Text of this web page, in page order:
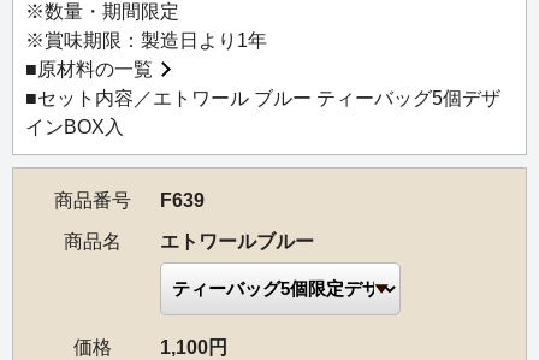
※数量・期間限定
※賞味期限：製造日より1年
■原材料の一覧
■セット内容／エトワール ブルー ティーバッグ5個デザ
インBOX入
商品番号
F639
商品名
エトワールブルー
価格 1,100円